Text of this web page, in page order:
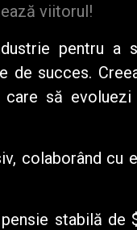
viitorul!
pentru a
de succes.
să
colaborând cu
stabilă de